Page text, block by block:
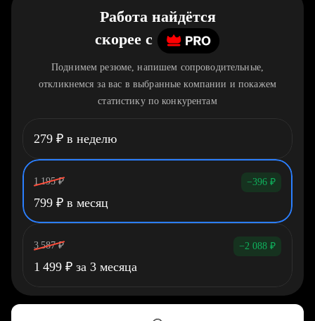
Работа найдётся
скорее c
Поднимем резюме, напишем сопроводительные,
откликнемся за вас в выбранные компании и покажем
статистику по конкурентам
279 ₽ в неделю
1 195 ₽ −396 ₽
799 ₽ в месяц
3 587 ₽ −2 088 ₽
1 499 ₽ за 3 месяца